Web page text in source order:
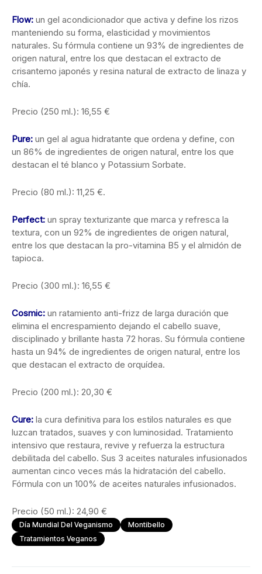
Flow: un gel acondicionador que activa y define los rizos
manteniendo su forma, elasticidad y movimientos
naturales. Su fórmula contiene un 93% de ingredientes de
origen natural, entre los que destacan el extracto de
crisantemo japonés y resina natural de extracto de linaza y
chía.
Precio (250 ml.): 16,55 €
Pure: un gel al agua hidratante que ordena y define, con
un 86% de ingredientes de origen natural, entre los que
destacan el té blanco y Potassium Sorbate.
Precio (80 ml.): 11,25 €.
Perfect: un spray texturizante que marca y refresca la
textura, con un 92% de ingredientes de origen natural,
entre los que destacan la pro-vitamina B5 y el almidón de
tapioca.
Precio (300 ml.): 16,55 €
Cosmic: un ratamiento anti-frizz de larga duración que
elimina el encrespamiento dejando el cabello suave,
disciplinado y brillante hasta 72 horas. Su fórmula contiene
hasta un 94% de ingredientes de origen natural, entre los
que destacan el extracto de orquídea.
Precio (200 ml.): 20,30 €
Cure: la cura definitiva para los estilos naturales es que
luzcan tratados, suaves y con luminosidad. Tratamiento
intensivo que restaura, revive y refuerza la estructura
debilitada del cabello. Sus 3 aceites naturales infusionados
aumentan cinco veces más la hidratación del cabello.
Fórmula con un 100% de aceites naturales infusionados.
Precio (50 ml.): 24,90 €
Día Mundial Del Veganismo
Montibello
Tratamientos Veganos